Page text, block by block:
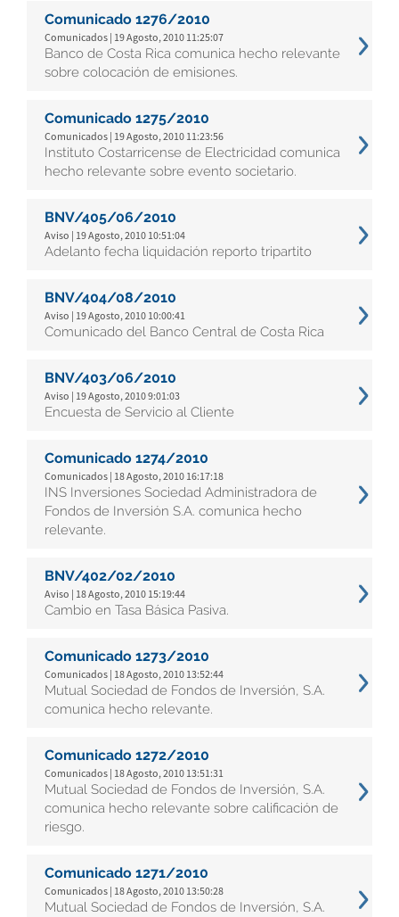
Comunicado 1276/2010
Comunicados | 19 Agosto, 2010 11:25:07
Banco de Costa Rica comunica hecho relevante
sobre colocación de emisiones.
Comunicado 1275/2010
Comunicados | 19 Agosto, 2010 11:23:56
Instituto Costarricense de Electricidad comunica
hecho relevante sobre evento societario.
BNV/405/06/2010
Aviso | 19 Agosto, 2010 10:51:04
Adelanto fecha liquidación reporto tripartito
BNV/404/08/2010
Aviso | 19 Agosto, 2010 10:00:41
Comunicado del Banco Central de Costa Rica
BNV/403/06/2010
Aviso | 19 Agosto, 2010 9:01:03
Encuesta de Servicio al Cliente
Comunicado 1274/2010
Comunicados | 18 Agosto, 2010 16:17:18
INS Inversiones Sociedad Administradora de
Fondos de Inversión S.A. comunica hecho
relevante.
BNV/402/02/2010
Aviso | 18 Agosto, 2010 15:19:44
Cambio en Tasa Básica Pasiva.
Comunicado 1273/2010
Comunicados | 18 Agosto, 2010 13:52:44
Mutual Sociedad de Fondos de Inversión, S.A.
comunica hecho relevante.
Comunicado 1272/2010
Comunicados | 18 Agosto, 2010 13:51:31
Mutual Sociedad de Fondos de Inversión, S.A.
comunica hecho relevante sobre calificación de
riesgo.
Comunicado 1271/2010
Comunicados | 18 Agosto, 2010 13:50:28
Mutual Sociedad de Fondos de Inversión, S.A.